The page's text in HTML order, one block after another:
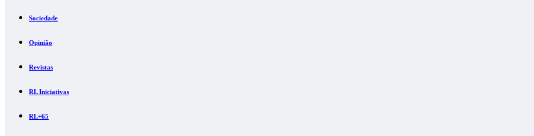
Sociedade
Opinião
Revistas
RL Iniciativas
RL+65